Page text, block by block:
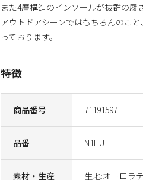
商品番号 71191597
品番 N1HU
素材・生産
生地:オーロラ
また4層構造のインソールが抜群の履
アウトドアシーンではもちろんのこ
っております。
特徴